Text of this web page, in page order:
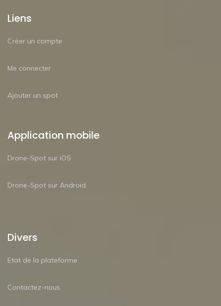
Liens
Créer un compte
Me connecter
Ajouter un spot
Application mobile
Drone-Spot sur iOS
Drone-Spot sur Android
Divers
Etat de la plateforme
Contactez-nous